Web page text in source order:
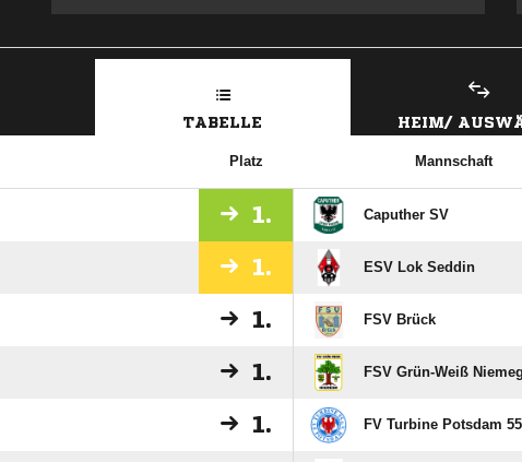
TABELLE HEIM/
Platz Mannschaft
1. Caputher SV
1. ESV Lok Seddin
1. FSV Brück
1. FSV Grün-Weiß
1. FV Turbine Potsdam 55